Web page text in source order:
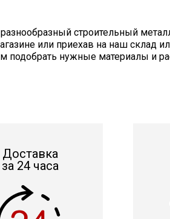
строительный
или приехав на наш склад
нужные материалы и
Доставка
за 24 часа